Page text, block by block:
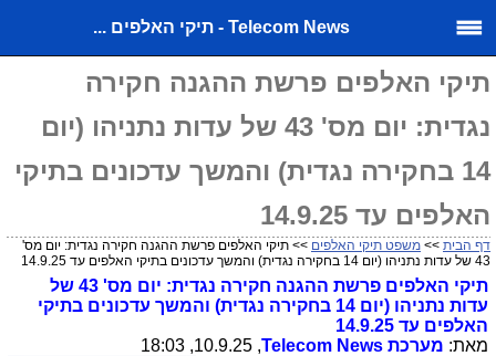
Telecom News - תיקי האלפים ...
תיקי האלפים פרשת ההגנה חקירה
נגדית: יום מס' 43 של עדות נתניהו (יום
14 בחקירה נגדית) והמשך עדכונים בתיקי
האלפים עד 14.9.25
דף הבית >> משפט תיקי האלפים >> תיקי האלפים פרשת ההגנה חקירה נגדית: יום מס'
43 של עדות נתניהו (יום 14 בחקירה נגדית) והמשך עדכונים בתיקי האלפים עד 14.9.25
תיקי האלפים פרשת ההגנה חקירה נגדית: יום מס' 43 של
עדות נתניהו (יום 14 בחקירה נגדית) והמשך עדכונים בתיקי
האלפים עד 14.9.25
מאת: מערכת Telecom News
, 10.9.25, 18:03